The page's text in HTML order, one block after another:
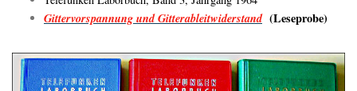
Gittervorspannung und Gitterableitwiderstand (Leseprobe)